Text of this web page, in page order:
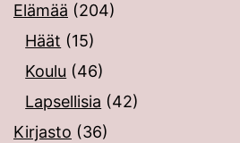
Elämää (204)
Häät (15)
Koulu (46)
Lapsellisia (42)
Kirjasto (36)